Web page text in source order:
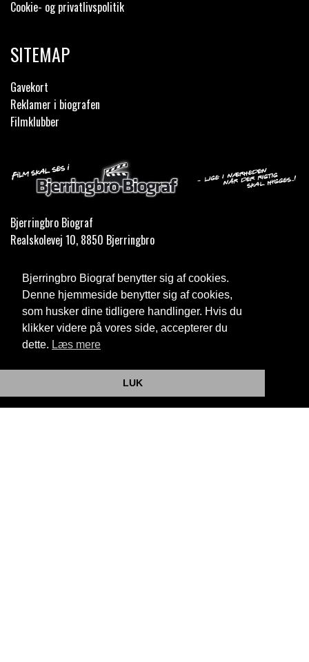
Bjerringbro Biograf benytter sig af cookies.
Denne hjemmeside benytter sig af cookies,
som husker dine tidligere handlinger. Hvis du
klikker videre på vores side, accepterer du
dette. Læs mere
LUK
Cookie- og privatlivspolitik
SITEMAP
Gavekort
Reklamer i biografen
Filmklubber
Bjerringbro Biograf
Realskolevej 10, 8850 Bjerringbro
Telefon:35 11 59 59
Email: info@bjerringbrobiograf.dk
Cookie- og privatlivspolitik